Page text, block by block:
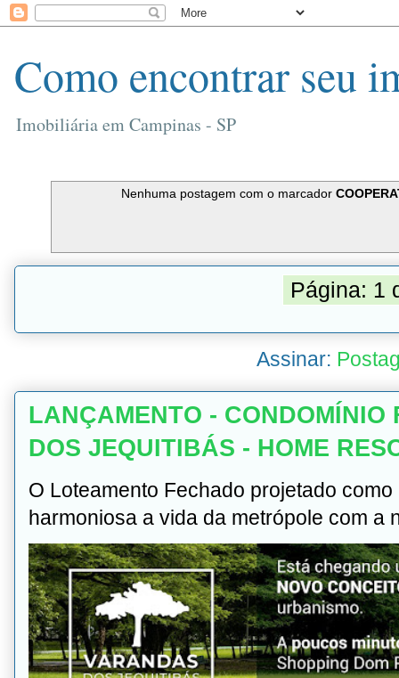
Como encontrar seu
Imobiliária em Campinas - SP
Nenhuma postagem com o marcador
Página: 1
Assinar:
LANÇAMENTO - CONDOMÍNIO
DOS JEQUITIBÁS - HOME
O Loteamento Fechado projetado
harmoniosa a vida da metrópole com a